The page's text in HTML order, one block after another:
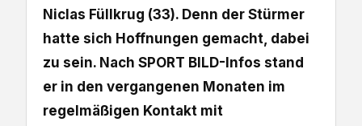
Niclas Füllkrug (33). Denn der Stürmer
hatte sich Hoffnungen gemacht, dabei
zu sein. Nach SPORT BILD-Infos stand
er in den vergangenen Monaten im
regelmäßigen Kontakt mit